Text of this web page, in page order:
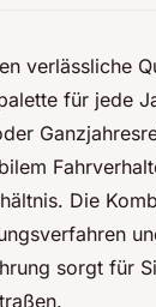
verlässliche
für jede
Die
sorgt für